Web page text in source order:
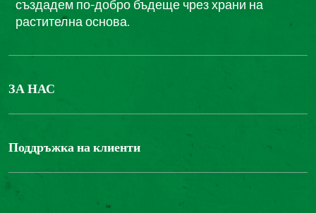
създадем по-добро бъдеще чрез храни на
растителна основа.
ЗА НАС
БОНДЮЕЛ ГРУП
Поддръжка на клиенти
Свържете се с нас
Достъпност на уебсайта: не е съвместим